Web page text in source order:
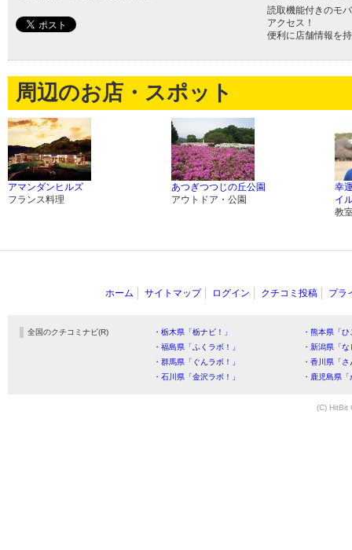
読取機能付きのモ
アクセス！
便利に店舗情報を
周辺のお店・スポット
アマンダンヒルズ
フランス料理
あつぎつつじの丘公園
アウトドア・公園
幸
イ
教
ホーム サイトマップ ログイン クチコミ投稿 プラ
全国のクチコミナビ(R) ・栃木県「栃ナビ！」
・熊本県「
・福島県「ふくラボ！」
・新潟県「
・群馬県「ぐんラボ！」
・香川県「
・石川県「金沢ラボ！」
・鹿児島県
(C) HitBit